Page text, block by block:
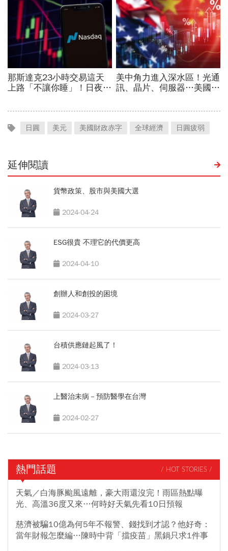
日圓 美元 美國財政赤字 全球經濟 日圓疲弱
延伸閱讀
貨幣政策、股市與美國大選
2024-04-24
ESG很貴 不理它的代價更高
2024-04-10
創辦人和創投的困境
2024-03-27
台積供應鏈起風了！
2024-03-13
上醫治未病－預防醫學在台灣
2024-02-27
熱門話題 / HOT STORIES /
天氣／白海豚颱風遠離，豪大雨還沒完！雨區熱點曝
光、高溫36度又來…何時好天氣先看10日預報
慈濟被騙10億為何5年不報警、錢找到才認？他好奇：
當年財報怎麼編…陳時中背「擋疫苗」黑鍋只求1件事